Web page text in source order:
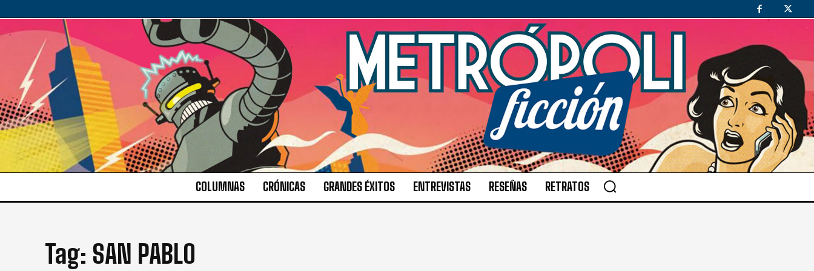
COLUMNAS CRÓNICAS GRANDES ÉXITOS ENTREVISTAS RESEÑAS RETRATOS
Tag: SAN PABLO